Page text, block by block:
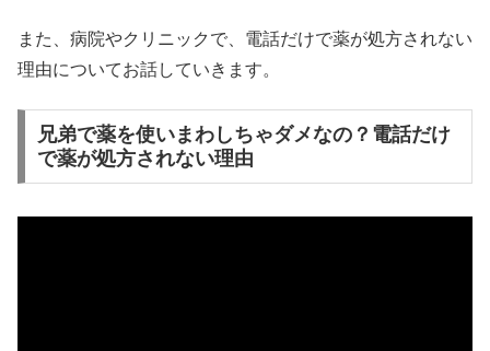
また、病院やクリニックで、電話だけで薬が処方されない
理由についてお話していきます。
兄弟で薬を使いまわしちゃダメなの？電話だけ
で薬が処方されない理由